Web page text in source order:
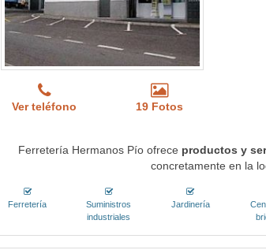
Ver teléfono 19 Fotos
Ferretería Hermanos Pío ofrece productos y
concretamente en la
Ferretería
Suministros
industriales
Jardinería